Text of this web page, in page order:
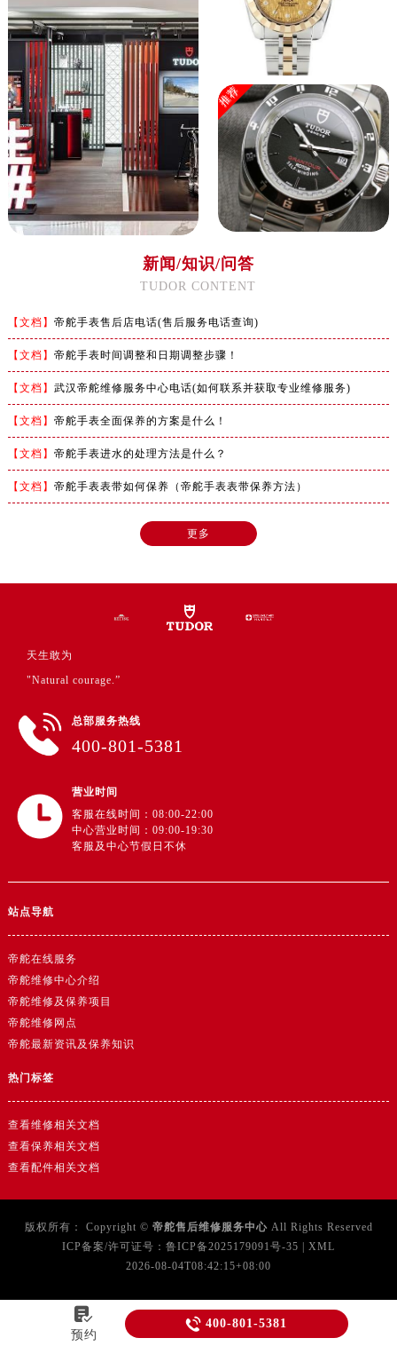
推荐
新闻/知识/问答
TUDOR CONTENT
【文档】 帝舵手表售后店电话(售后服务电话查询)
【文档】 帝舵手表时间调整和日期调整步骤！
【文档】 武汉帝舵维修服务中心电话(如何联系并获取专业维修服务)
【文档】 帝舵手表全面保养的方案是什么！
【文档】 帝舵手表进水的处理方法是什么？
【文档】 帝舵手表表带如何保养（帝舵手表表带保养方法）
更多
天生敢为
"Natural courage.”
总部服务热线
400-801-5381
营业时间
客服在线时间：08:00-22:00
中心营业时间：09:00-19:30
客服及中心节假日不休
站点导航
帝舵在线服务
帝舵维修中心介绍
帝舵维修及保养项目
帝舵维修网点
帝舵最新资讯及保养知识
热门标签
查看维修相关文档
查看保养相关文档
查看配件相关文档
版权所有： Copyright © 帝舵售后维修服务中心 All Rights Reserved
ICP备案/许可证号： 鲁ICP备2025179091号-35
XML
2026-08-04T08:42:15+08:00

预约
 400-801-5381